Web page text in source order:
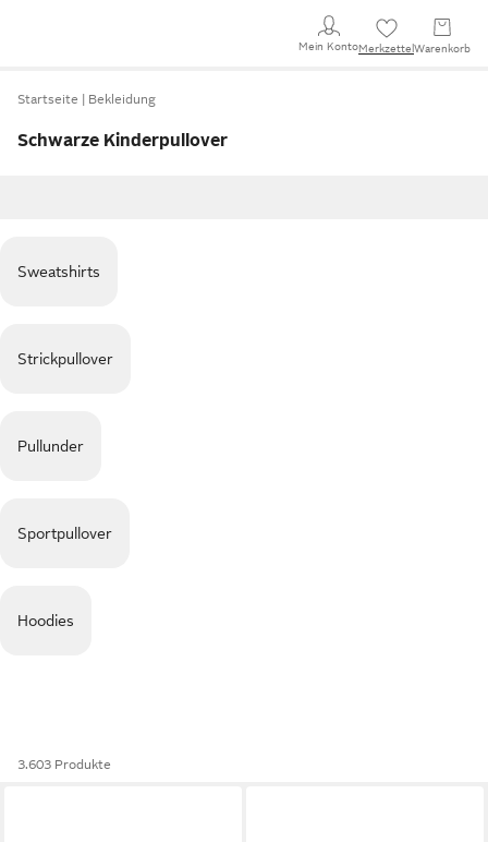
Mein KontoMerkzettel Warenkorb
Startseite Bekleidung
Schwarze Kinderpullover
Sweatshirts
Strickpullover
Pullunder
Sportpullover
Hoodies
3.603 Produkte